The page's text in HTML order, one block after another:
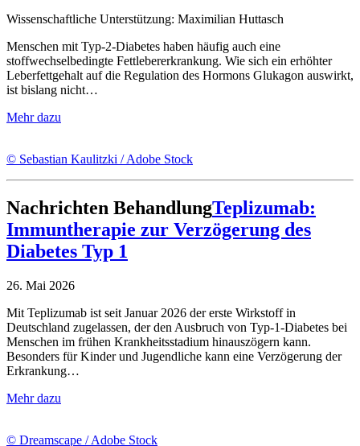
Wissenschaftliche Unterstützung: Maximilian Huttasch
Menschen mit Typ-2-Diabetes haben häufig auch eine
stoffwechselbedingte Fettlebererkrankung. Wie sich ein erhöhter
Leberfettgehalt auf die Regulation des Hormons Glukagon auswirkt,
ist bislang nicht…
Mehr dazu
© Sebastian Kaulitzki / Adobe Stock
Nachrichten BehandlungTeplizumab:
Immuntherapie zur Verzögerung des
Diabetes Typ 1
26. Mai 2026
Mit Teplizumab ist seit Januar 2026 der erste Wirkstoff in
Deutschland zugelassen, der den Ausbruch von Typ-1-Diabetes bei
Menschen im frühen Krankheitsstadium hinauszögern kann.
Besonders für Kinder und Jugendliche kann eine Verzögerung der
Erkrankung…
Mehr dazu
© Dreamscape / Adobe Stock